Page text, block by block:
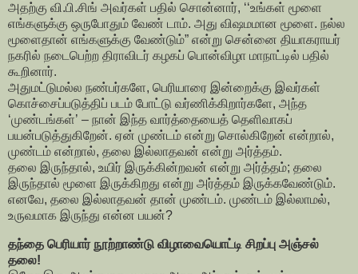
அதற்கு வி.பி.சிங் அவர்கள் பதில் சொன்னார், ‘‘உங்கள் மூளை
எங்களுக்கு ஒருபோதும் வேண் டாம். அது விஷமமான மூளை. நல்ல
மூளைதான் எங்களுக்கு வேண்டும்” என்று சென்னை தியாகராயர்
நகரில் நடைபெற்ற திராவிடர் கழகப் பொன்விழா மாநாட்டில் பதில்
கூறினார்.
அதுமட்டுமல்ல நண்பர்களே, பெரியாரை இன்றைக்கு இவர்கள்
கொச்சைப்படுத்திப் படம் போட்டு வர்ணிக்கிறார்களே, அந்த
‘முண்டங்கள்’ – நான் இந்த வார்த்தையைத் தெளிவாகப்
பயன்படுத்துகிறேன். ஏன் முண்டம் என்று சொல்கிறேன் என்றால்,
முண்டம் என்றால், தலை இல்லாதவன் என்று அர்த்தம்.
தலை இருந்தால், உயிர் இருக்கின்றவன் என்று அர்த்தம்; தலை
இருந்தால் மூளை இருக்கிறது என்று அர்த்தம் இருக்கவேண்டும்.
எனவே, தலை இல்லாதவன் தான் முண்டம். முண்டம் இல்லாமல்,
உருவமாக இருந்து என்ன பயன்?
தந்தை பெரியார் நூற்றாண்டு விழாவையொட்டி சிறப்பு அஞ்சல்
தலை!